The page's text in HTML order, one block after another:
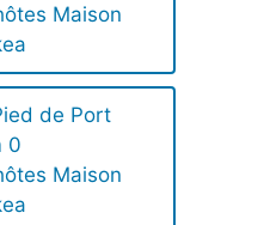
Maison
de Port
0
Maison